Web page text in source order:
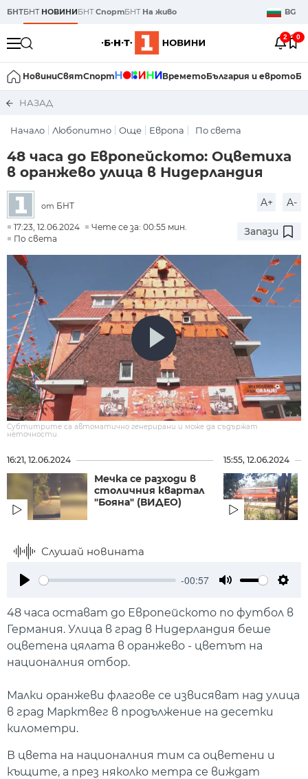
БНТБНТ НОВИНИБНТСпортБНТ На живо BG
2 0
НовиниСвятСпорт ВреметоБългария и еврото
НАЗАД
Начало Любопитно Още Европа По света
48 часа до Европейското: Оцветиха
в оранжево улица в Нидерландия
от БНТ A+ A-
17:23, 12.06.2024
Чете се за: 00:55 мин.
По света
Запази
Субтитрите са автоматично генерирани и може да съдържат
неточности.
16:21, 12.06.2024
Мечка се разходи в
столичния квартал
"Бояна" (ВИДЕО)
15:55, 12.06.2024
Слушай новината
-00:57
48 часа остават до Европейското по футбол в
Германия. Улица в град в Нидерландия беше
оцветена цялата в оранжево - цветът на
националния отбор.
Малки оранжеви флагове се извисяват над улица
в град Марктвег в продължение на десетки
километри.
В цвета на националния тим са оцветени и
къщите, а през няколко метра се виждат